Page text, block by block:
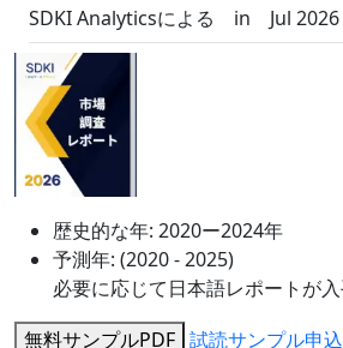
SDKI Analyticsによる
in Jul 2026
歴史的な年: 2020ー2024年
予測年: (2020 - 2025)
必要に応じて日本語レポートが
無料サンプルPDF 試読サンプル申込